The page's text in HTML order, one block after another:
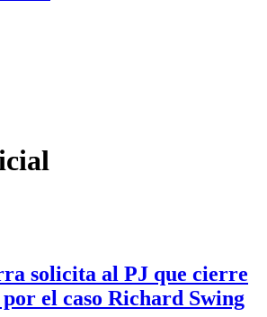
solicita al PJ que cierre
el caso Richard Swing